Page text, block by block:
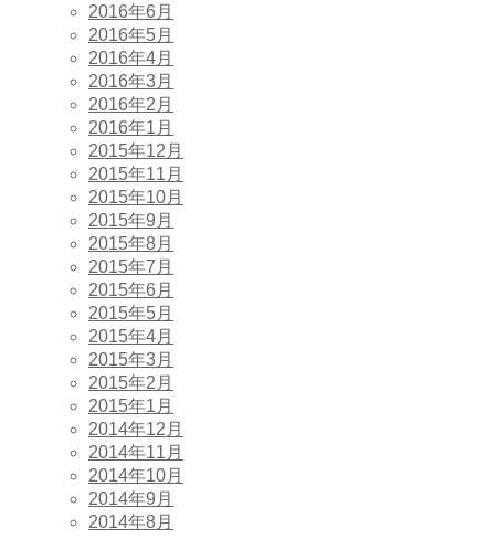
2016年6月
2016年5月
2016年4月
2016年3月
2016年2月
2016年1月
2015年12月
2015年11月
2015年10月
2015年9月
2015年8月
2015年7月
2015年6月
2015年5月
2015年4月
2015年3月
2015年2月
2015年1月
2014年12月
2014年11月
2014年10月
2014年9月
2014年8月